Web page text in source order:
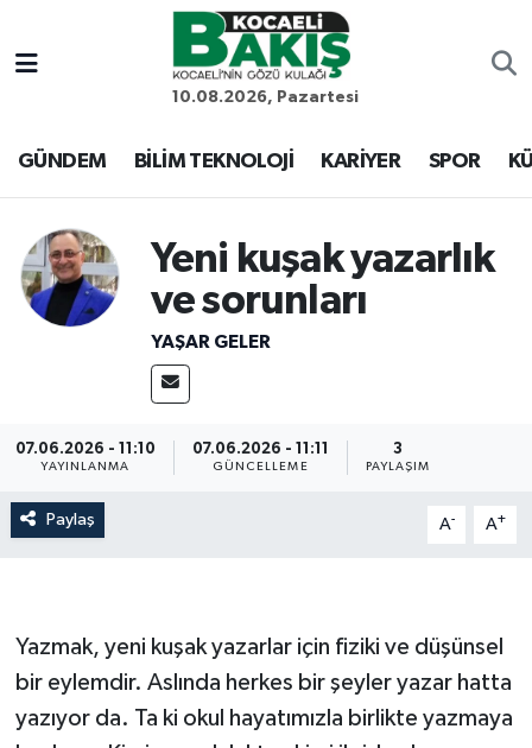
10.08.2026, Pazartesi
GÜNDEM BİLİM TEKNOLOJİ KARİYER SPOR
Yeni kuşak yazarlık
ve sorunları
YAŞAR GELER
07.06.2026 - 11:10
YAYINLANMA
07.06.2026 - 11:11
GÜNCELLEME
3
PAYLAŞIM
Paylaş A- A+
Yazmak, yeni kuşak yazarlar için fiziki ve düşünsel
bir eylemdir. Aslında herkes bir şeyler yazar hatta
yazıyor da. Ta ki okul hayatımızla birlikte yazmaya
Kocaeli Nöbetçi Eczaneler
Kocaeli Hava Durumu
Süper Lig Puan Durumu ve Fikstür
Tüm Manşetler
Son Dakika Haberleri
Haber Arşivi